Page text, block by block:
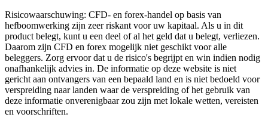
Risicowaarschuwing: CFD- en forex-handel op basis van
hefboomwerking zijn zeer riskant voor uw kapitaal. Als u in dit
product belegt, kunt u een deel of al het geld dat u belegt, verliezen.
Daarom zijn CFD en forex mogelijk niet geschikt voor alle
beleggers. Zorg ervoor dat u de risico's begrijpt en win indien nodig
onafhankelijk advies in. De informatie op deze website is niet
gericht aan ontvangers van een bepaald land en is niet bedoeld voor
verspreiding naar landen waar de verspreiding of het gebruik van
deze informatie onverenigbaar zou zijn met lokale wetten, vereisten
en voorschriften.